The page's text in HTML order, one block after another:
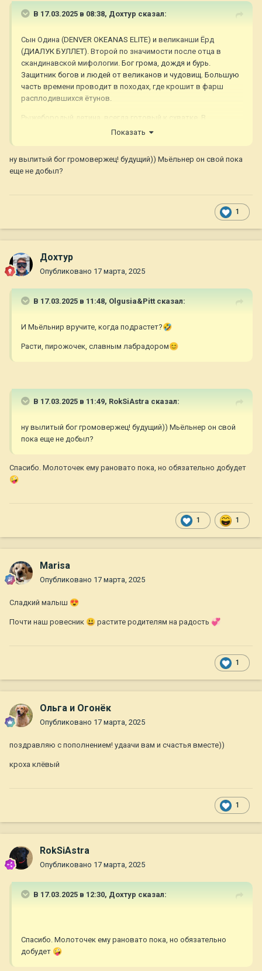
В 17.03.2025 в 08:38, Дохтур сказал:
Сын Одина (DENVER OKEANAS ELITE) и великанши Ёрд
(ДИАЛУК БУЛЛЕТ). Второй по значимости после отца в
скандинавской мифологии. Бог грома, дождя и бурь.
Защитник богов и людей от великанов и чудовищ. Большую
часть времени проводит в походах, где крошит в фарш
расплодившихся ётунов.
Рыжебородый детина, всегда готовый к схватке. В
свободное время он любит поесть — за один присест он
Это комок палевого счастья появился в нашей семье в
самый мужской праздник 23 февраля. Был самым
Показать
ну вылитый бог громовержец! будущий)) Мьёльнер он свой пока
еще не добыл?
1
Дохтур
Опубликовано 17 марта, 2025
В 17.03.2025 в 11:48, Olgusia&Pitt сказал:
И Мьёльнир вручите, когда подрастет?🤣
Расти, пирожочек, славным лабрадором😊
В 17.03.2025 в 11:49, RokSiAstra сказал:
ну вылитый бог громовержец! будущий)) Мьёльнер он свой
пока еще не добыл?
Спасибо. Молоточек ему рановато пока, но обязательно добудет
🤪
1 1
Marisa
Опубликовано 17 марта, 2025
Сладкий малыш 😍
Почти наш ровесник 😃 растите родителям на радость 💞
1
Ольга и Огонёк
Опубликовано 17 марта, 2025
поздравляю с пополнением! удаачи вам и счастья вместе))
кроха клёвый
1
RokSiAstra
Опубликовано 17 марта, 2025
В 17.03.2025 в 12:30, Дохтур сказал:
Спасибо. Молоточек ему рановато пока, но обязательно
добудет 🤪